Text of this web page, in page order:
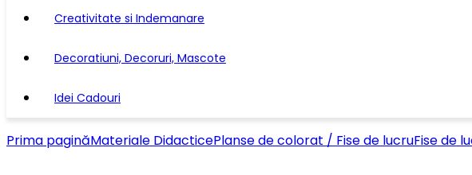
Creativitate si Indemanare
Decoratiuni, Decoruri, Mascote
Idei Cadouri
Prima paginăMateriale DidacticePlanse de colorat / Fise de lucruFise de